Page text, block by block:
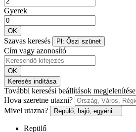
Gyerek
OK
Szavas keresés Pl: Őszi szünet
Cím vagy azonosító
OK
Keresés indítása
További keresési beállítások megjelenítése
Hova szeretne utazni?
Mivel utazna?
Repülő, hajó, egyéni...
Repülő